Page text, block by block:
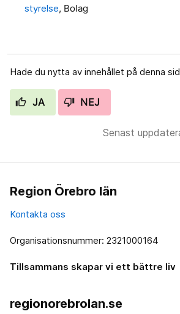
styrelse, Bolag
Hade du nytta av innehållet på denna
JA NEJ
Senast
Region Örebro län
Kontakta oss
Organisationsnummer: 2321000164
Tillsammans skapar vi ett bättre liv
regionorebrolan.se